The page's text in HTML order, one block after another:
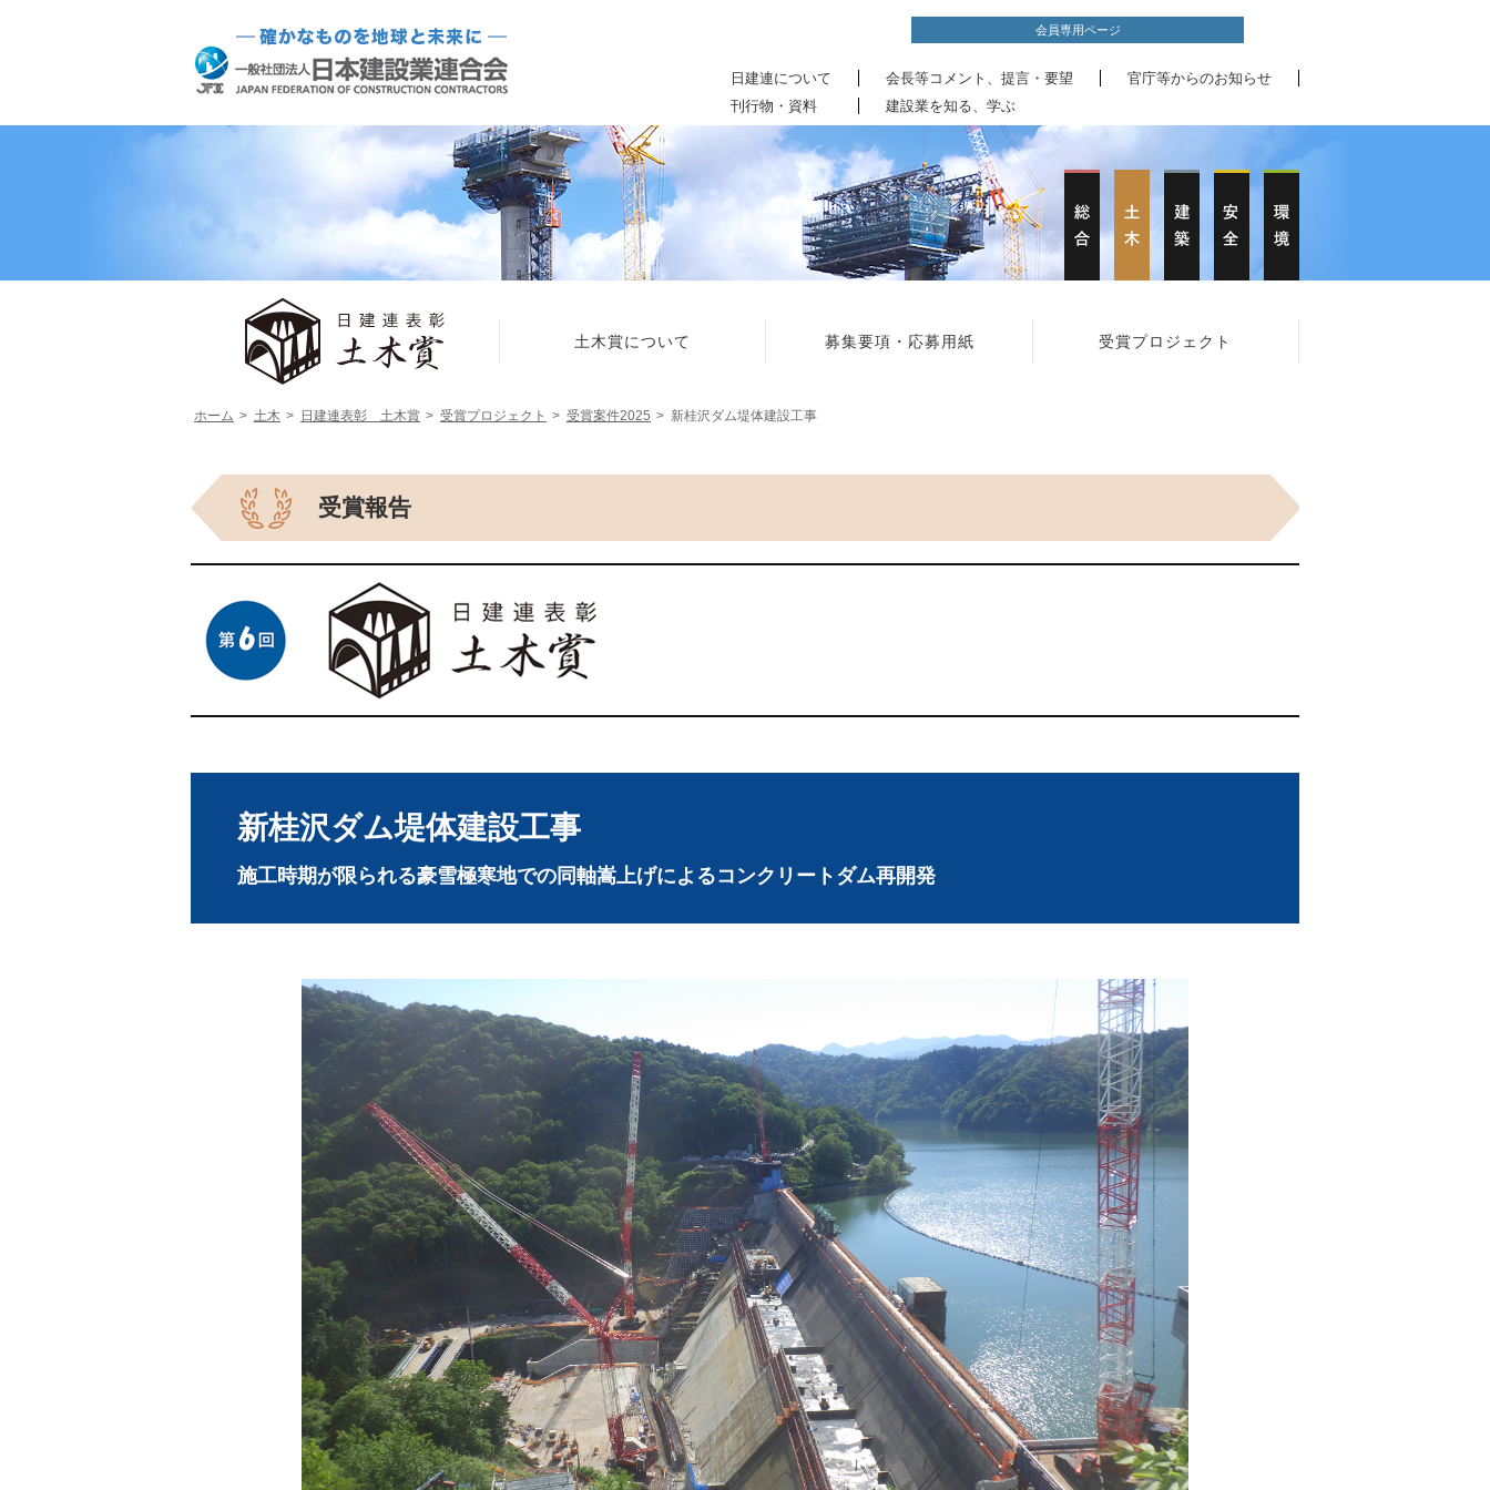
会員専用ページ
日建連について 会長等コメント、提言・要望
官庁等からのお知らせ
刊行物・資料
建設業を知る、学ぶ
土木賞について 募集要項・応募用紙 受賞プロジェクト
ホーム 土木 日建連表彰 土木賞 受賞プロジェクト 受賞案件2025 新桂沢ダム堤体建設工事
受賞報告
新桂沢ダム堤体建設工事
施工時期が限られる豪雪極寒地での同軸嵩上げによるコンクリートダム再開発